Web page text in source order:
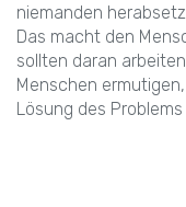
niemanden
Das macht den
sollten daran
Menschen
Lösung des